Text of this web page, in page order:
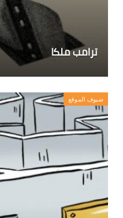
ترامب ملكا
ضيوف الموقع